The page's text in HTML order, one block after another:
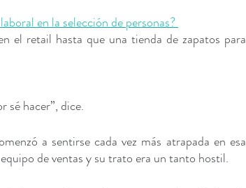
en la selección de personas?
el retail hasta que una tienda de zapatos para
sé hacer”, dice.
a sentirse cada vez más atrapada en esa
de ventas y su trato era un tanto hostil.